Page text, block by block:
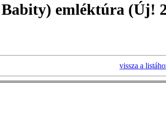
emléktúra (Új!
vissza a